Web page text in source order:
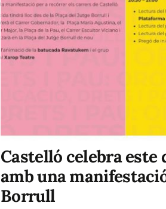
Castelló celebra
amb una
Borrull